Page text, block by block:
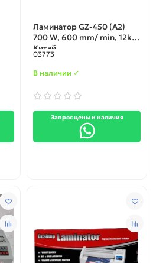
Ламинатор GZ-450 (A2)
700 W, 600 mm/ min, 12kg,
Китай
03773
В наличии ✓
Запрос цены и наличия